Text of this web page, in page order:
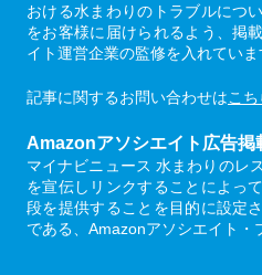
おける水まわりのトラブルにつ
をお客様に届けられるよう、掲
イト運営企業の監修を入れていま
記事に関するお問い合わせはこち
Amazonアソシエイト広告掲
マイナビニュース 水まわりのレ
を宣伝しリンクすることによっ
段を提供することを目的に設定
である、Amazonアソシエイト・